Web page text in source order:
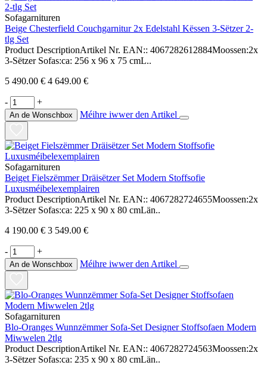
Sofagarnituren
Beige Chesterfield Couchgarnitur 2x Edelstahl Këssen 3-Sëtzer 2-
tlg Set
Product DescriptionArtikel Nr. EAN:: 4067282612884Moossen:2x
3-Sëtzer Sofas:ca: 256 x 96 x 75 cmL..
5 490.00 € 4 649.00 €
- +
An de Wonschbox Méihre iwwer den Artikel
Sofagarnituren
Beiget Fielszëmmer Dräisëtzer Set Modern Stoffsofie
Luxusméibelexemplairen
Product DescriptionArtikel Nr. EAN:: 4067282724655Moossen:2x
3-Sëtzer Sofas:ca: 225 x 90 x 80 cmLän..
4 190.00 € 3 549.00 €
- +
An de Wonschbox Méihre iwwer den Artikel
Sofagarnituren
Blo-Oranges Wunnzëmmer Sofa-Set Designer Stoffsofaen Modern
Miwwelen 2tlg
Product DescriptionArtikel Nr. EAN:: 4067282724563Moossen:2x
3-Sëtzer Sofas:ca: 235 x 90 x 80 cmLän..